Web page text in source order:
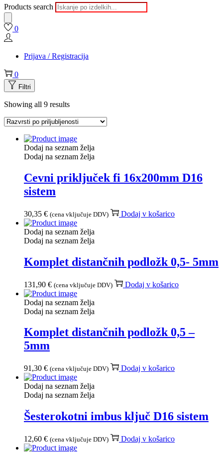
Products search
0
Prijava / Registracija
0
Filtri
Showing all 9 results
Dodaj na seznam želja
Dodaj na seznam želja
Cevni priključek fi 16x200mm D16
sistem
30,35 € (cena vključuje DDV) Dodaj v košarico
Dodaj na seznam želja
Dodaj na seznam želja
Komplet distančnih podložk 0,5- 5mm
131,90 € (cena vključuje DDV) Dodaj v košarico
Dodaj na seznam želja
Dodaj na seznam želja
Komplet distančnih podložk 0,5 –
5mm
91,30 € (cena vključuje DDV) Dodaj v košarico
Dodaj na seznam želja
Dodaj na seznam želja
Šesterokotni imbus ključ D16 sistem
12,60 € (cena vključuje DDV) Dodaj v košarico